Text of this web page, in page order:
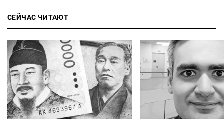
СЕЙЧАС ЧИТАЮТ